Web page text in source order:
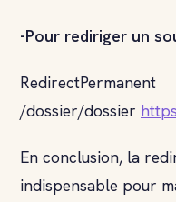
-Pour rediriger un
RedirectPermanent
/dossier/dossier
En conclusion, la
indispensable pour